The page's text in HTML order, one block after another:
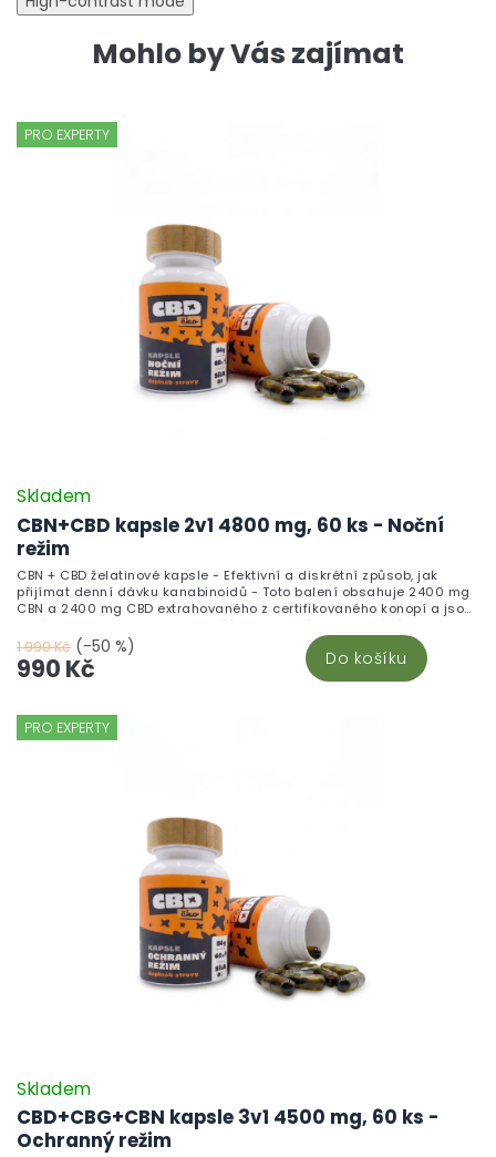
Mohlo by Vás zajímat
PRO EXPERTY
CBN+CBD kapsle 2v1 4800 mg, 60 ks - Noční
režim
Skladem
1 990 Kč (-50 %)
990 Kč Do košíku
CBN + CBD želatinové kapsle - Efektivní a diskrétní způsob, jak
přijímat denní dávku kanabinoidů - Toto balení obsahuje 2400 mg
CBN a 2400 mg CBD extrahovaného z certifikovaného konopí a jsou
skvělou alternativou pro ty, kteří nepreferují vaporizování nebo
nechtějí přímo konzumovat CBD oleje. S jednoduchým dávkováním
(1 kapsle = 40 mg CBN + 40 mg CBD) a diskrétním použitím můžete
snadno zahrnout tyto kanabinoidy do svého každodenního režimu.
PRO EXPERTY
CBD+CBG+CBN kapsle 3v1 4500 mg, 60 ks -
Ochranný režim
Skladem